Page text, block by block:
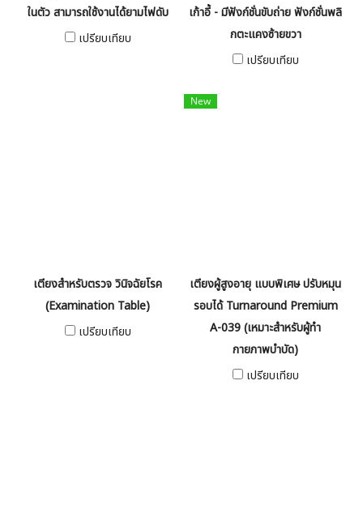
ในตัว สามารถใช้งานได้ยามไฟดับ
เปรียบเทียบ
เก้าอี้ - มีฟังก์ชั่นขับถ่าย ฟังก์ชั่นพลิ
กตะแคงซ้ายขวา
เปรียบเทียบ
เตียงสำหรับตรวจ วินิจฉัยโรค
(Examination Table)
เปรียบเทียบ
New
เตียงผู้สูงอายุ แบบพิเศษ ปรับหมุน
รอบได้ Turnaround Premium
A-039 (เหมาะสำหรับผู้ทำ
กายภาพบำบัด)
เปรียบเทียบ